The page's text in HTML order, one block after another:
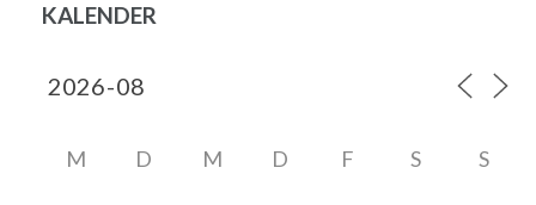
KALENDER
M D M D F S S